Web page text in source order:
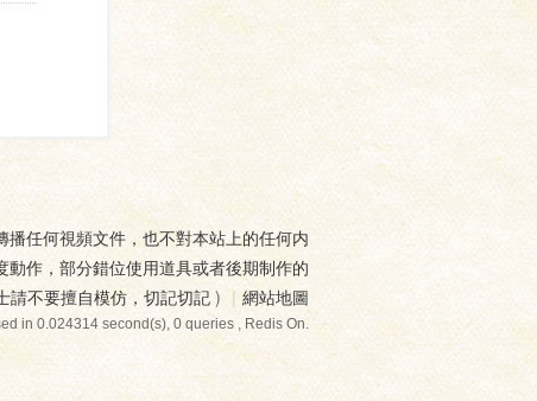
任何視頻文件，也不對本站上的任何内
作，部分錯位使用道具或者後期制作的
請不要擅自模仿，切記切記 ) | 網站地圖
in 0.024314 second(s), 0 queries , Redis On.